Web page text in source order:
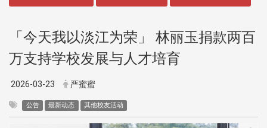
「今天我以淡江为荣」 林丽玉捐款两百
万支持学校发展与人才培育
2026-03-23 严蜜蜜
公告 最新动态 其他校友活动